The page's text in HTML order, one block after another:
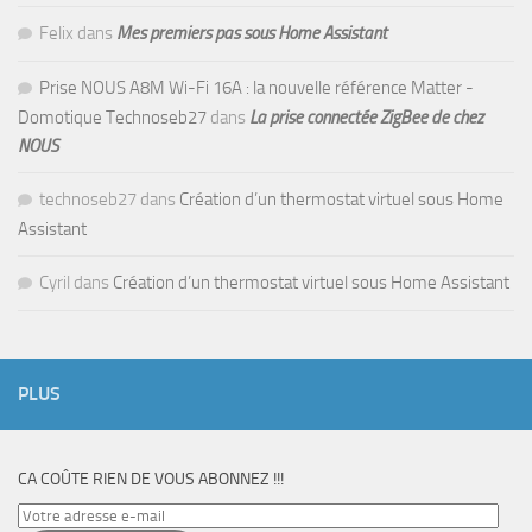
Felix dans Mes premiers pas sous Home Assistant
Prise NOUS A8M Wi-Fi 16A : la nouvelle référence Matter -
Domotique Technoseb27 dans La prise connectée ZigBee de chez
NOUS
technoseb27 dans Création d’un thermostat virtuel sous Home
Assistant
Cyril dans Création d’un thermostat virtuel sous Home Assistant
PLUS
CA COÛTE RIEN DE VOUS ABONNEZ !!!
Votre